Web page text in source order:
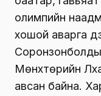
олимпийн
хошой аварга
Мөнхтөрийн
авсан байна.